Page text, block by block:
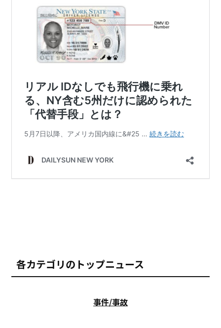
各カテゴリのトップニュース
事件/事故